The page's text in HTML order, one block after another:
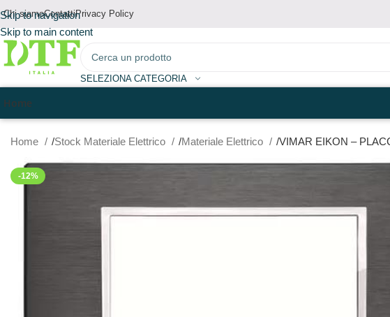
Skip to navigation
Skip to main content
Chi siamoContattiPrivacy Policy
SELEZIONA CATEGORIA
Home
Home Stock Materiale Elettrico Materiale Elettrico VIMAR EIKON –
-12%